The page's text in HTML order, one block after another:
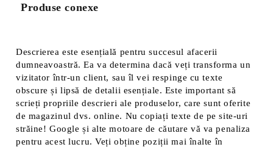
Produse conexe
Descrierea este esențială pentru succesul afacerii
dumneavoastră. Ea va determina dacă veți transforma un
vizitator într-un client, sau îl vei respinge cu texte
obscure și lipsă de detalii esențiale. Este important să
scrieți propriile descrieri ale produselor, care sunt oferite
de magazinul dvs. online. Nu copiați texte de pe site-uri
străine! Google și alte motoare de căutare vă va penaliza
pentru acest lucru. Veți obține poziții mai înalte în